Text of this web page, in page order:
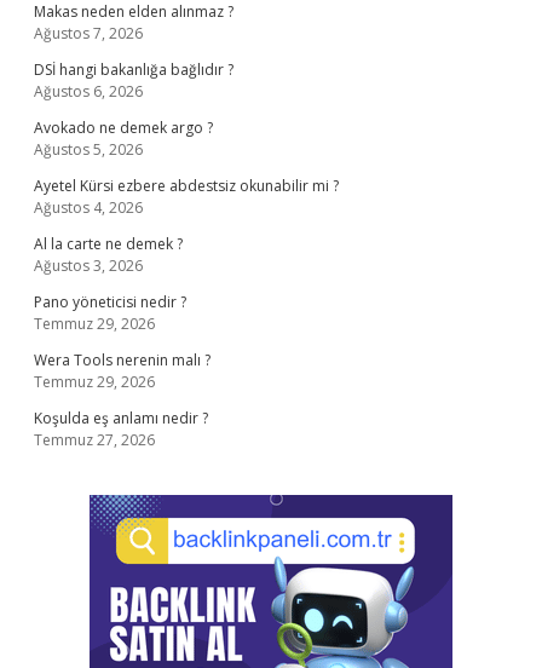
Makas neden elden alınmaz ?
Ağustos 7, 2026
DSİ hangi bakanlığa bağlıdır ?
Ağustos 6, 2026
Avokado ne demek argo ?
Ağustos 5, 2026
Ayetel Kürsi ezbere abdestsiz okunabilir mi ?
Ağustos 4, 2026
Al la carte ne demek ?
Ağustos 3, 2026
Pano yöneticisi nedir ?
Temmuz 29, 2026
Wera Tools nerenin malı ?
Temmuz 29, 2026
Koşulda eş anlamı nedir ?
Temmuz 27, 2026